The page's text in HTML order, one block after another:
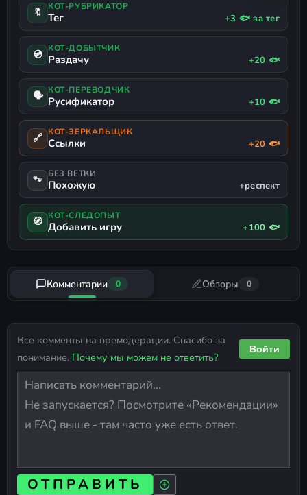
🔖 КОТ-РУБРИКАТОР
Тег +3 🐟 за тег
💿 КОТ-ДОБЫТЧИК
Раздачу +20 🐟
🗣 КОТ-ПЕРЕВОДЧИК
Русификатор +10 🐟
🔗 КОТ-ЗЕРКАЛЬЩИК
Ссылки +20 🐟
🐾 БЕЗ ВЕТКИ
Похожую +респект
🧭 КОТ-СЛЕДОПЫТ
Добавить игру +100 🐟
Комментарии 0 Обзоры 0
Все комменты на премодерации. Спасибо за
понимание. Почему мы можем не ответить?
Войти
ОТПРАВИТЬ